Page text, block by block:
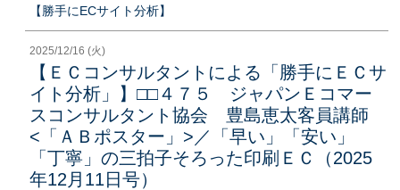
【勝手にECサイト分析】
2025/12/16 (火)
【ＥＣコンサルタントによる「勝手にＥＣサ
イト分析」】□□４７５ ジャパンＥコマー
スコンサルタント協会 豊島恵太客員講師
<「ＡＢポスター」>／「早い」「安い」
「丁寧」の三拍子そろった印刷ＥＣ（2025
年12月11日号）